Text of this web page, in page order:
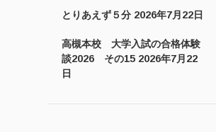
とりあえず５分 2026年7月22日
高槻本校 大学入試の合格体験
談2026 その15 2026年7月22
日